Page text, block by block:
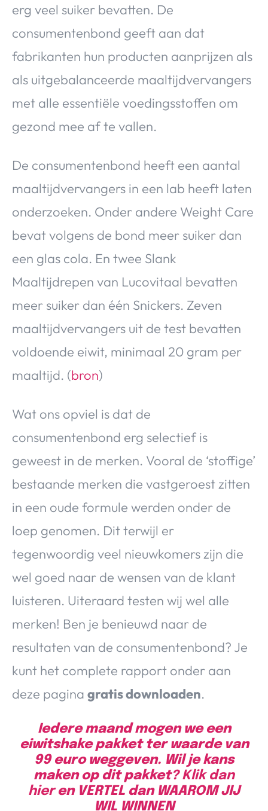
erg veel suiker bevatten. De
consumentenbond geeft aan dat
fabrikanten hun producten aanprijzen als
als uitgebalanceerde maaltijdvervangers
met alle essentiële voedingsstoffen om
gezond mee af te vallen.
De consumentenbond heeft een aantal
maaltijdvervangers in een lab heeft laten
onderzoeken. Onder andere Weight Care
bevat volgens de bond meer suiker dan
een glas cola. En twee Slank
Maaltijdrepen van Lucovitaal bevatten
meer suiker dan één Snickers. Zeven
maaltijdvervangers uit de test bevatten
voldoende eiwit, minimaal 20 gram per
maaltijd. (bron)
Wat ons opviel is dat de
consumentenbond erg selectief is
geweest in de merken. Vooral de ‘stoffige’
bestaande merken die vastgeroest zitten
in een oude formule werden onder de
loep genomen. Dit terwijl er
tegenwoordig veel nieuwkomers zijn die
wel goed naar de wensen van de klant
luisteren. Uiteraard testen wij wel alle
merken! Ben je benieuwd naar de
resultaten van de consumentenbond? Je
kunt het complete rapport onder aan
deze pagina gratis downloaden.
Iedere maand mogen we een
eiwitshake pakket ter waarde van
99 euro weggeven. Wil je kans
maken op dit pakket?Klik dan
hieren VERTEL dan WAAROM JIJ
WIL WINNEN